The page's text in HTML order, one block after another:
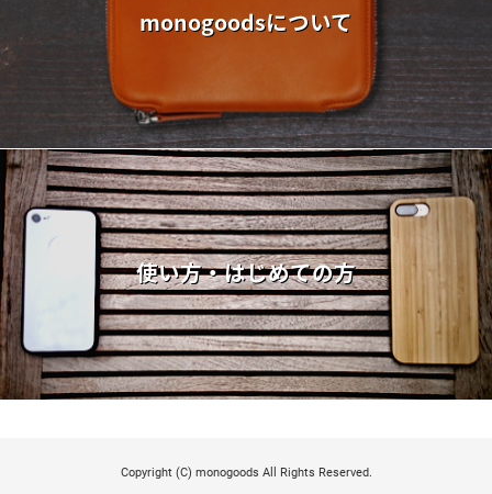
monogoodsについて
使い方・はじめての方
Copyright (C) monogoods All Rights Reserved.